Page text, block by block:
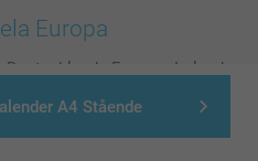
A4 Stående
Europa
Deutschland France
Ireland
Schweiz Suisse